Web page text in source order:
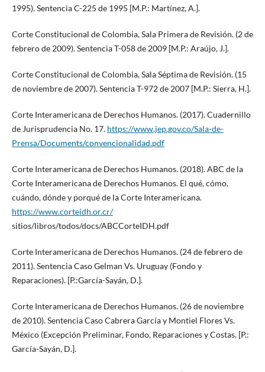
1995). Sentencia C-225 de 1995 [M.P.: Martínez, A.].
Corte Constitucional de Colombia, Sala Primera de Revisión. (2 de
febrero de 2009). Sentencia T-058 de 2009 [M.P.: Araújo, J.].
Corte Constitucional de Colombia, Sala Séptima de Revisión. (15
de noviembre de 2007). Sentencia T-972 de 2007 [M.P.: Sierra, H.].
Corte Interamericana de Derechos Humanos. (2017). Cuadernillo
de Jurisprudencia No. 17. https://www.jep.gov.co/Sala-de-
Prensa/Documents/convencionalidad.pdf
Corte Interamericana de Derechos Humanos. (2018). ABC de la
Corte Interamericana de Derechos Humanos. El qué, cómo,
cuándo, dónde y porqué de la Corte Interamericana.
https://www.corteidh.or.cr/
sitios/libros/todos/docs/ABCCorteIDH.pdf
Corte Interamericana de Derechos Humanos. (24 de febrero de
2011). Sentencia Caso Gelman Vs. Uruguay (Fondo y
Reparaciones). [P.:García-Sayán, D.].
Corte Interamericana de Derechos Humanos. (26 de noviembre
de 2010). Sentencia Caso Cabrera García y Montiel Flores Vs.
México (Excepción Preliminar, Fondo, Reparaciones y Costas. [P.:
García-Sayán, D.].